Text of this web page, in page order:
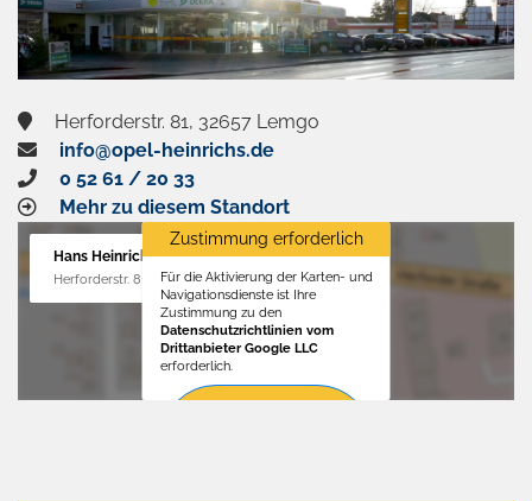
Herforderstr. 81, 32657 Lemgo
info@opel-heinrichs.de
0 52 61 / 20 33
Mehr zu diesem Standort
Hans Heinrichs GmbH
Herforderstr. 81, 32657 Lemgo
Zustimmung erforderlich
Für die Aktivierung der Karten- und
Navigationsdienste ist Ihre
Zustimmung zu den
Datenschutzrichtlinien vom
Drittanbieter Google LLC
erforderlich.